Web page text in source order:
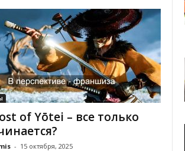
of Yōtei – все только
- 15 октября, 2025